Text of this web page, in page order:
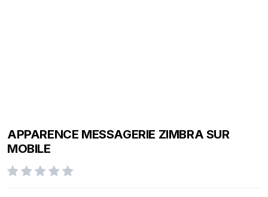
APPARENCE MESSAGERIE ZIMBRA SUR
MOBILE